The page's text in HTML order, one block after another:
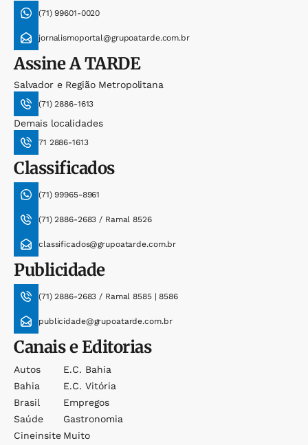
(71) 99601-0020
jornalismoportal@grupoatarde.com.br
AssineA TARDE
Salvador e Região Metropolitana
(71) 2886-1613
Demais localidades
71 2886-1613
Classificados
(71) 99965-8961
(71) 2886-2683 / Ramal 8526
classificados@grupoatarde.com.br
Publicidade
(71) 2886-2683 / Ramal 8585 | 8586
publicidade@grupoatarde.com.br
Canais e Editorias
Autos
Bahia
Brasil
Saúde
Cineinsite
E.c. Bahia
E.c. Vitória
Empregos
Gastronomia
Muito